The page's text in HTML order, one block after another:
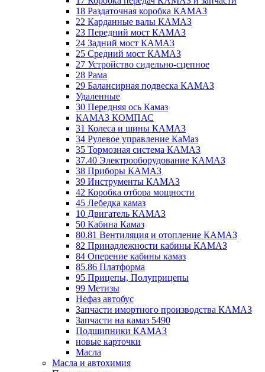
18 Раздаточная коробка КАМАЗ
22 Карданные валы КАМАЗ
23 Передний мост КАМАЗ
24 Задний мост КАМАЗ
25 Средний мост КАМАЗ
27 Устройство сидельно-сцепное
28 Рама
29 Балансирная подвеска КАМАЗ
Удаленные
30 Передняя ось Камаз
КАМАЗ КОМПАС
31 Колеса и шины КАМАЗ
34 Рулевое управление КаМаз
35 Тормозная система КАМАЗ
37.40 Электрооборудование КАМАЗ
38 Приборы КАМАЗ
39 Инструменты КАМАЗ
42 Коробка отбора мощности
45 Лебедка камаз
10 Двигатель КАМАЗ
50 Кабина Камаз
80.81 Вентиляция и отопление КАМАЗ
82 Принадлежности кабины КАМАЗ
84 Оперение кабины камаз
85.86 Платформа
95 Прицепы, Полуприцепы
99 Метизы
Нефаз автобус
Запчасти имортного производства КАМАЗ
Запчасти на камаз 5490
Подшипники КАМАЗ
новые карточки
Масла
Масла и автохимия